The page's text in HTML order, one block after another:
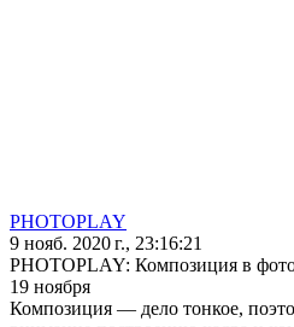
PHOTOPLAY
9 нояб. 2020 г., 23:16:21
PHOTOPLAY: Композиция в
19 ноября
Композиция — дело тонкое,